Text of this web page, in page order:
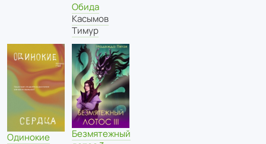
Обида
Касымов
Тимур
Одинокие
Безмятежный